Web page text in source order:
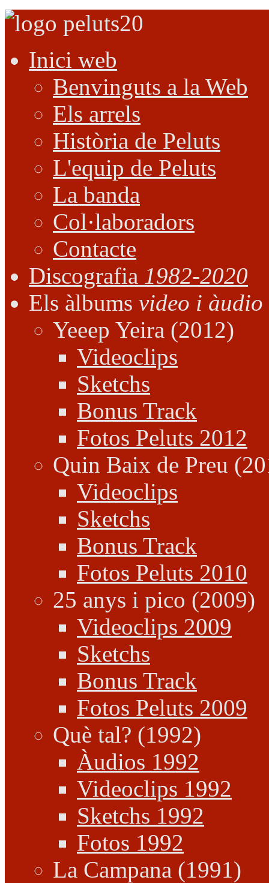
Inici web
Benvinguts a la Web
Els arrels
Història de Peluts
L'equip de Peluts
La banda
Col·laboradors
Contacte
Discografia 1982-2020
Els àlbums video i àudio
Yeeep Yeira (2012)
Videoclips
Sketchs
Bonus Track
Fotos Peluts 2012
Quin Baix de Preu
Videoclips
Sketchs
Bonus Track
Fotos Peluts 2010
25 anys i pico (2009)
Videoclips 2009
Sketchs
Bonus Track
Fotos Peluts 2009
Què tal? (1992)
Àudios 1992
Videoclips 1992
Sketchs 1992
Fotos 1992
La Campana (1991)